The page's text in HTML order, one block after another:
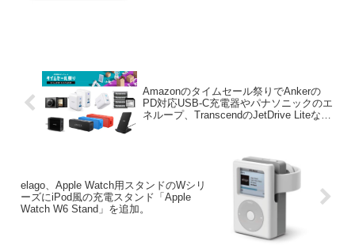
Amazonのタイムセール祭りでAnkerの
PD対応USB-C充電器やパナソニックのエ
ネループ、TranscendのJetDrive Liteなど
elago、Apple Watch用スタンドのWシリ
ーズにiPod風の充電スタンド「Apple
Watch W6 Stand」を追加。